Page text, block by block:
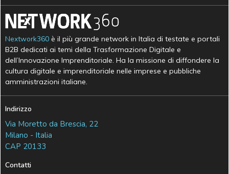
Nextwork360 è il più grande network in Italia di testate e portali
B2B dedicati ai temi della Trasformazione Digitale e
dell’Innovazione Imprenditoriale. Ha la missione di diffondere la
cultura digitale e imprenditoriale nelle imprese e pubbliche
amministrazioni italiane.
Indirizzo
Via Moretto da Brescia, 22
Milano - Italia
CAP 20133
Contatti